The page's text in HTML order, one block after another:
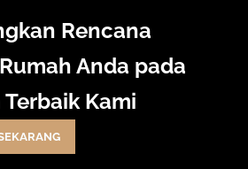
Rencana
Anda pada
Terbaik Kami